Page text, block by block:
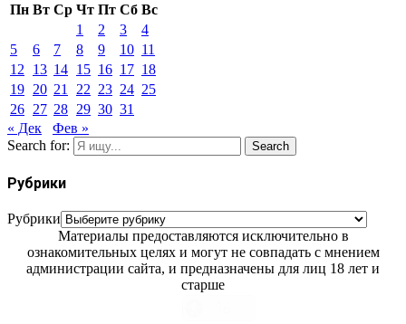
Пн Вт Ср Чт Пт Сб Вс
1
2 3
4
5
6 7 8 9 10 11
12
13 14 15 16 17 18
19 20 21 22 23 24 25
26 27 28 29 30 31
« Дек
Фев »
Search for:
Search
Рубрики
Рубрики
Материалы предоставляются исключительно в
ознакомительных целях и могут не совпадать с мнением
администрации сайта, и предназначены для лиц 18 лет и
старше